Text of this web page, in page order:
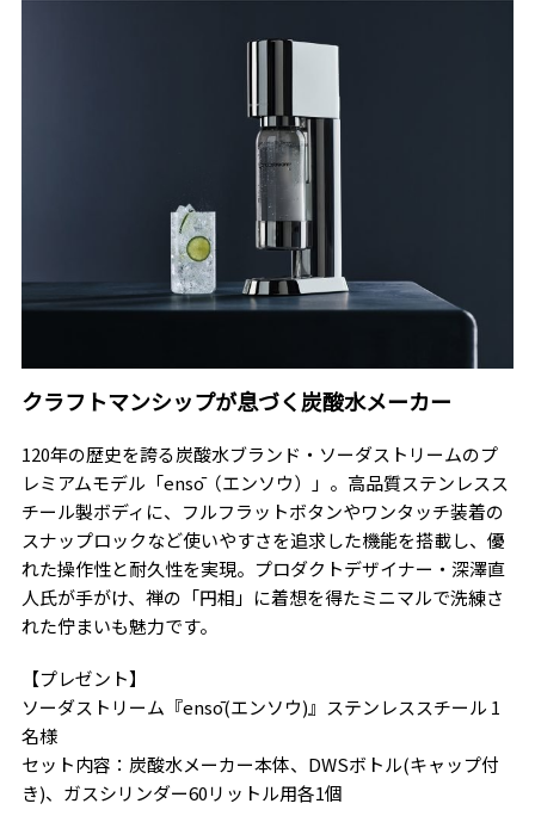
クラフトマンシップが息づく炭酸水メーカー
120年の歴史を誇る炭酸水ブランド・ソーダストリームのプ
レミアムモデル「ensō（エンソウ）」。高品質ステンレスス
チール製ボディに、フルフラットボタンやワンタッチ装着の
スナップロックなど使いやすさを追求した機能を搭載し、優
れた操作性と耐久性を実現。プロダクトデザイナー・深澤直
人氏が手がけ、禅の「円相」に着想を得たミニマルで洗練さ
れた佇まいも魅力です。
【プレゼント】
ソーダストリーム『ensō(エンソウ)』ステンレススチール 1
名様
セット内容：炭酸水メーカー本体、DWSボトル(キャップ付
き)、ガスシリンダー60リットル用各1個